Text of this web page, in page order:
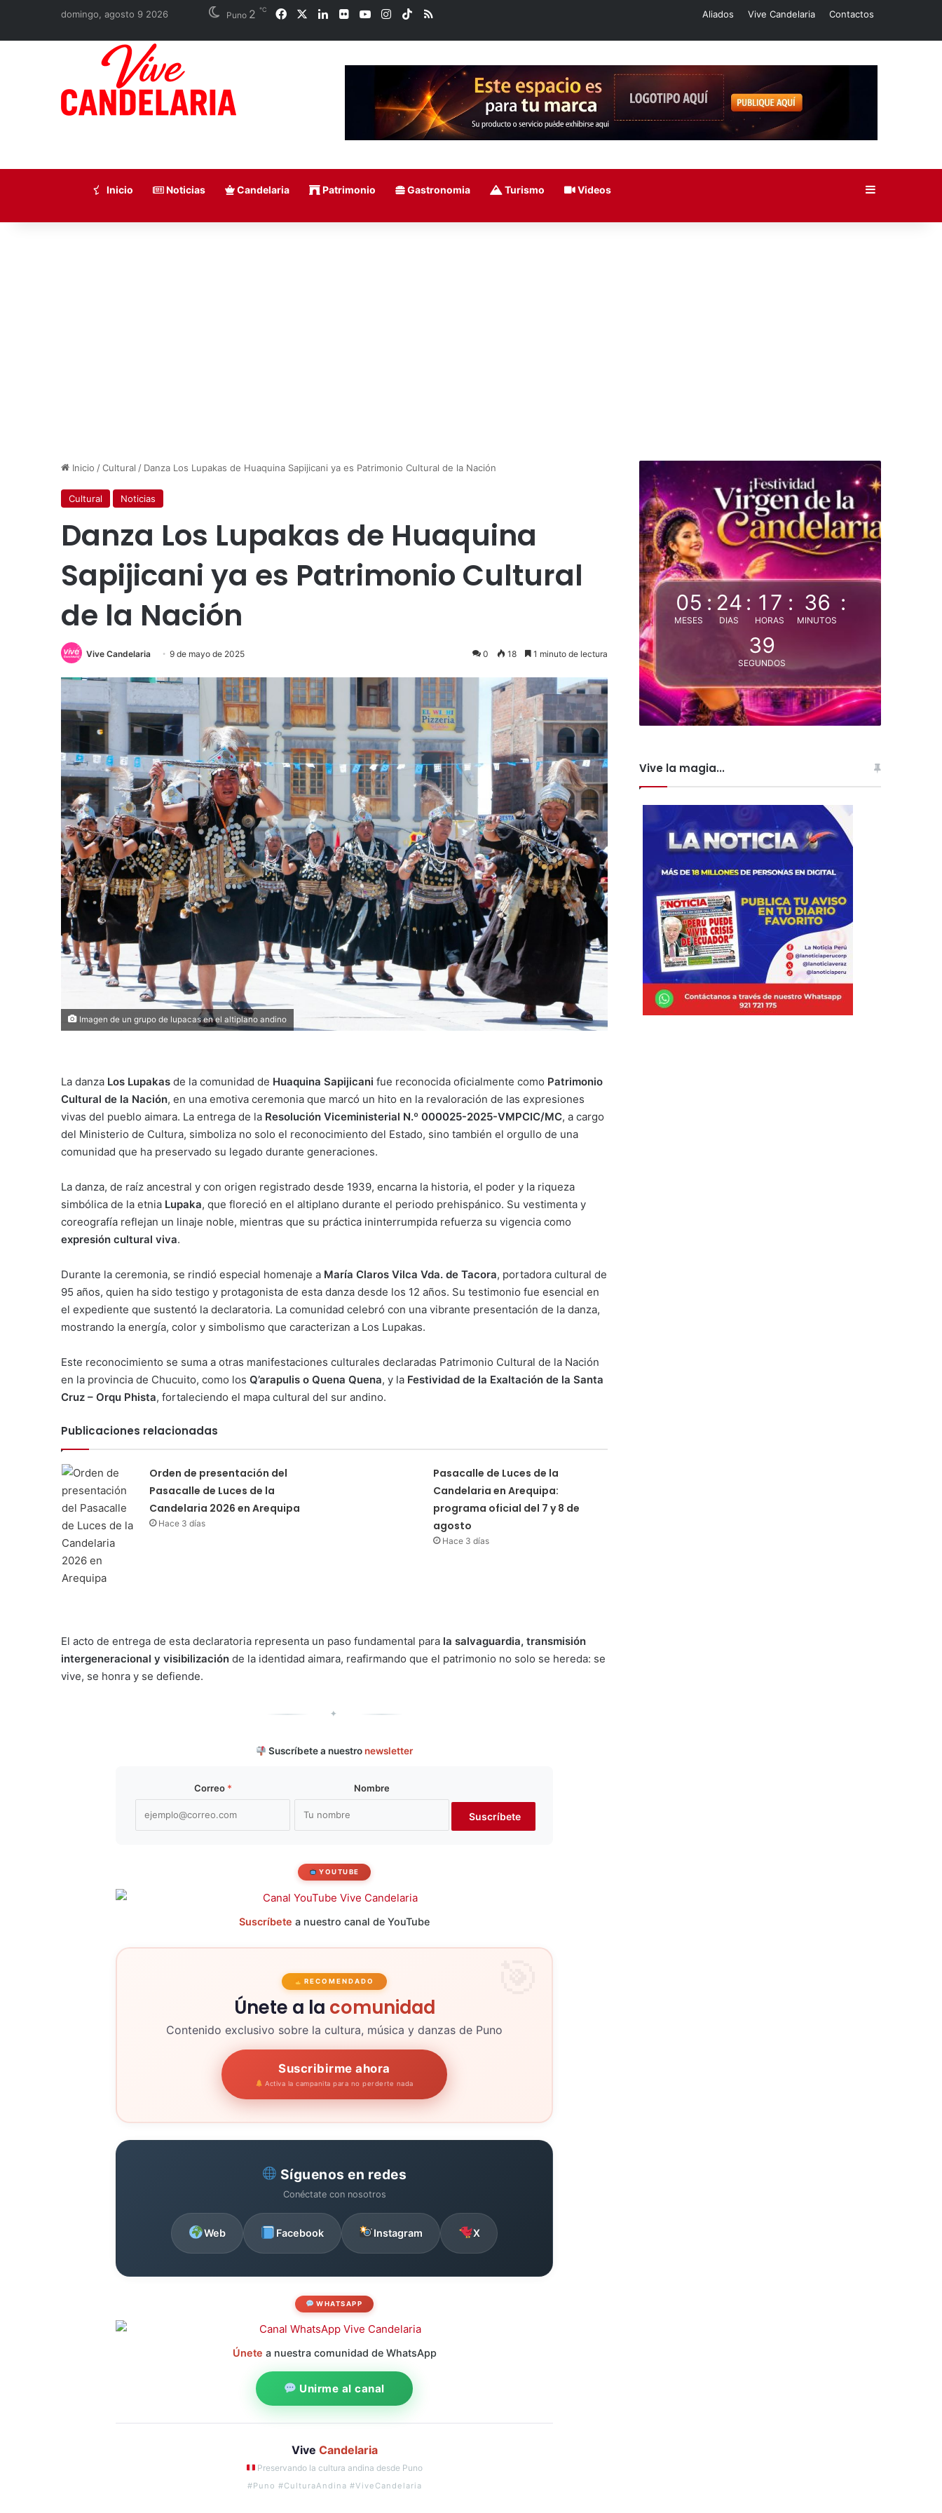
domingo, agosto 9 2026 Puno 2 ℃ Facebook LinkedIn
Flickr YouTubeInstagram
TikTokRSS Aliados Vive Candelaria Contactos
Inicio Noticias Candelaria Patrimonio Gastronomia Turismo Videos
Inicio /Cultural / Danza Los Lupakas de Huaquina Sapijicani ya es Patrimonio Cultural de la Nación
Cultural Noticias
Danza Los Lupakas de Huaquina
Sapijicani ya es Patrimonio Cultural
de la Nación
Vive Candelaria 9 de mayo de 2025 0 18 1 minuto de lectura
Imagen de un grupo de lupacas en el altiplano andino
La danza Los Lupakas de la comunidad de Huaquina Sapijicani fue reconocida oficialmente como Patrimonio
Cultural de la Nación, en una emotiva ceremonia que marcó un hito en la revaloración de las expresiones
vivas del pueblo aimara. La entrega de la Resolución Viceministerial N.º 000025-2025-VMPCIC/MC, a cargo
del Ministerio de Cultura, simboliza no solo el reconocimiento del Estado, sino también el orgullo de una
comunidad que ha preservado su legado durante generaciones.
La danza, de raíz ancestral y con origen registrado desde 1939, encarna la historia, el poder y la riqueza
simbólica de la etnia Lupaka, que floreció en el altiplano durante el periodo prehispánico. Su vestimenta y
coreografía reflejan un linaje noble, mientras que su práctica ininterrumpida refuerza su vigencia como
expresión cultural viva.
Durante la ceremonia, se rindió especial homenaje a María Claros Vilca Vda. de Tacora, portadora cultural de
95 años, quien ha sido testigo y protagonista de esta danza desde los 12 años. Su testimonio fue esencial en
el expediente que sustentó la declaratoria. La comunidad celebró con una vibrante presentación de la danza,
mostrando la energía, color y simbolismo que caracterizan a Los Lupakas.
Este reconocimiento se suma a otras manifestaciones culturales declaradas Patrimonio Cultural de la Nación
en la provincia de Chucuito, como los Q’arapulis o Quena Quena, y la Festividad de la Exaltación de la Santa
Cruz – Orqu Phista, fortaleciendo el mapa cultural del sur andino.
Publicaciones relacionadas
Orden de presentación del
Pasacalle de Luces de la
Candelaria 2026 en Arequipa
Hace 3 días
Pasacalle de Luces de la
Candelaria en Arequipa:
programa oficial del 7 y 8 de
agosto
Hace 3 días
El acto de entrega de esta declaratoria representa un paso fundamental para la salvaguardia, transmisión
intergeneracional y visibilización de la identidad aimara, reafirmando que el patrimonio no solo se hereda: se
vive, se honra y se defiende.
✦
Suscríbete a nuestro newsletter
Correo * Nombre
YOUTUBE
Suscríbete a nuestro canal de YouTube
RECOMENDADO
Únete a la comunidad
Contenido exclusivo sobre la cultura, música y danzas de Puno
Suscribirme ahora
Activa la campanita para no perderte nada
Síguenos en redes
Conéctate con nosotros
Web Facebook Instagram X
WHATSAPP
Únete a nuestra comunidad de WhatsApp
Unirme al canal
Vive Candelaria
Preservando la cultura andina desde Puno
#Puno #CulturaAndina #ViveCandelaria
05
MESES
: 24
DIAS
: 17
HORAS
: 36
MINUTOS
:
37
SEGUNDOS
Vive la magia...